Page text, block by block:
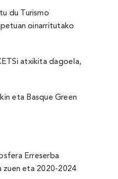
du Turismo
oinarritutako
atxikita dagoela,
eta Basque Green
Erreserba
zuen eta 2020-2024